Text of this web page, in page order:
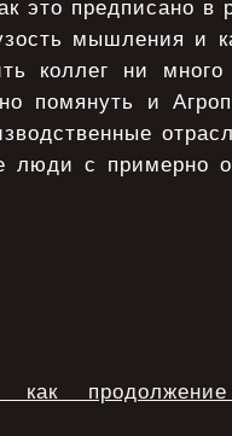
это предписано в
мышления и
коллег ни
помянуть и
люди с примерно
как